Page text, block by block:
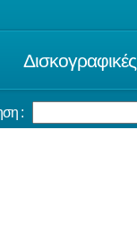
Δισκογραφικές
: